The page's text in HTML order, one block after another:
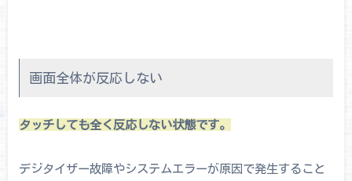
画面全体が反応しない
タッチしても全く反応しない状態です。
デジタイザー故障やシステムエラーが原因で発生すること